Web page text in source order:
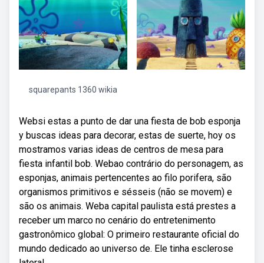
squarepants 1360 wikia
Websi estas a punto de dar una fiesta de bob esponja
y buscas ideas para decorar, estas de suerte, hoy os
mostramos varias ideas de centros de mesa para
fiesta infantil bob. Webao contrário do personagem, as
esponjas, animais pertencentes ao filo porifera, são
organismos primitivos e sésseis (não se movem) e
são os animais. Weba capital paulista está prestes a
receber um marco no cenário do entretenimento
gastronômico global: O primeiro restaurante oficial do
mundo dedicado ao universo de. Ele tinha esclerose